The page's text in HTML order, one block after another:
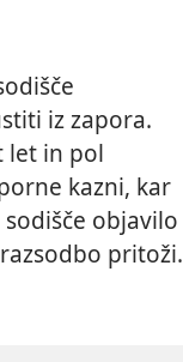
iz zapora.
let in pol
kazni, kar
objavilo
pritoži.